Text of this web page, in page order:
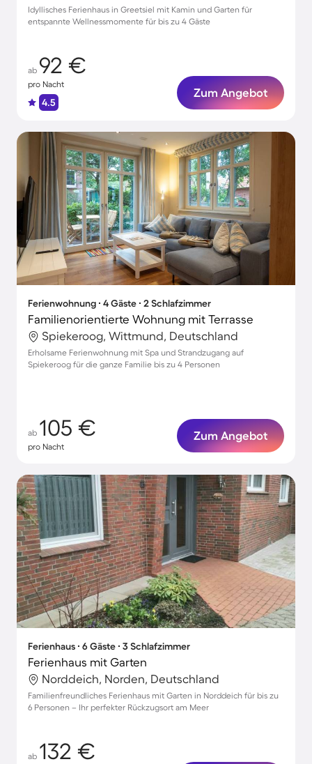
Idyllisches Ferienhaus in Greetsiel mit Kamin und Garten für
entspannte Wellnessmomente für bis zu 4 Gäste
ab 92 €
pro Nacht
4.5
Zum Angebot
Ferienwohnung ∙ 4 Gäste ∙ 2 Schlafzimmer
Familienorientierte Wohnung mit Terrasse
Spiekeroog, Wittmund, Deutschland
Erholsame Ferienwohnung mit Spa und Strandzugang auf
Spiekeroog für die ganze Familie bis zu 4 Personen
ab 105 €
pro Nacht
Zum Angebot
Ferienhaus ∙ 6 Gäste ∙ 3 Schlafzimmer
Ferienhaus mit Garten
Norddeich, Norden, Deutschland
Familienfreundliches Ferienhaus mit Garten in Norddeich für bis zu
6 Personen – Ihr perfekter Rückzugsort am Meer
ab 132 €